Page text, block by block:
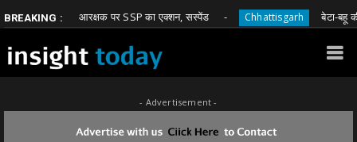
BREAKING :
वाले आरक्षक पर SSP का एक्शन, सस्पेंड Chhattisgarh बेटा-बहू की मौत के
- Advertisement -